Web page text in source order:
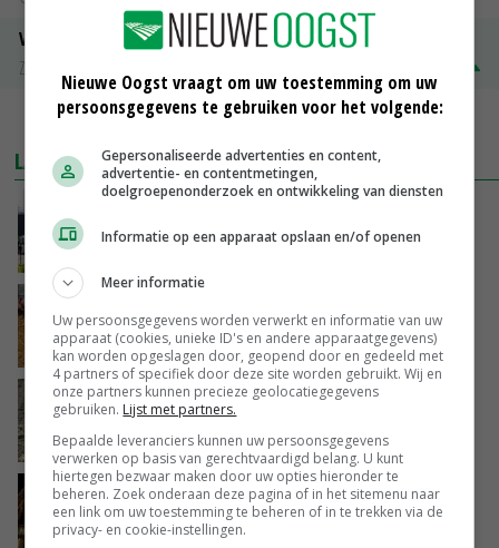
Volle melkpoeder
Zuivel NL
MEER MARKTPRIJZEN
LAATSTE NIEUWS
juni
varkensvleesketen
GISTEREN, 15:29
Emmeloord noteert eerste zaaiuien op
maximaal 20 euro
GISTEREN, 14:59
Spontane boerenacties in Twente en
Apeldoorn zetten de trend
GISTEREN, 14:48
Nieuwe Oogst vraagt om uw toestemming om uw
persoonsgegevens te gebruiken voor het volgende:
Gepersonaliseerde advertenties en content,
advertentie- en contentmetingen,
doelgroepenonderzoek en ontwikkeling van diensten
Informatie op een apparaat opslaan en/of openen
Meer informatie
Uw persoonsgegevens worden verwerkt en informatie van uw
apparaat (cookies, unieke ID's en andere apparaatgegevens)
kan worden opgeslagen door, geopend door en gedeeld met
4 partners of specifiek door deze site worden gebruikt. Wij en
onze partners kunnen precieze geolocatiegegevens
gebruiken. Lijst met partners.
Bepaalde leveranciers kunnen uw persoonsgegevens
verwerken op basis van gerechtvaardigd belang. U kunt
hiertegen bezwaar maken door uw opties hieronder te
beheren. Zoek onderaan deze pagina of in het sitemenu naar
een link om uw toestemming te beheren of in te trekken via de
privacy- en cookie-instellingen.